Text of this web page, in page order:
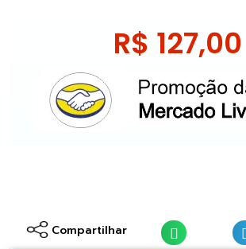
R$ 127,00
Compartilhar